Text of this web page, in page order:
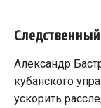
Александр
кубанского
ускорить